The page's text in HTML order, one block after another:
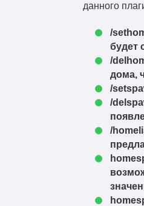
данного
/
будет
/
дома,
/
/
/